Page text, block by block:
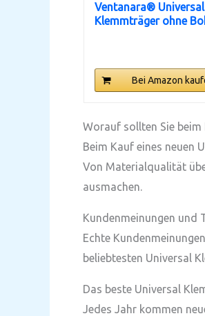
Ventanara® Universal
Klemmträger ohne
Bei Amazon
Worauf sollten Sie beim
Beim Kauf eines neuen
Von Materialqualität
ausmachen.
Kundenmeinungen und
Echte
beliebtesten Universal
Das beste Universal
Jedes Jahr kommen